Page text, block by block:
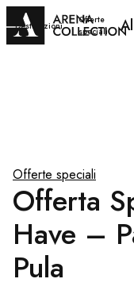
Destinazioni
Offerte
speciali
Offerte speciali
Offerta
Have –
Pula